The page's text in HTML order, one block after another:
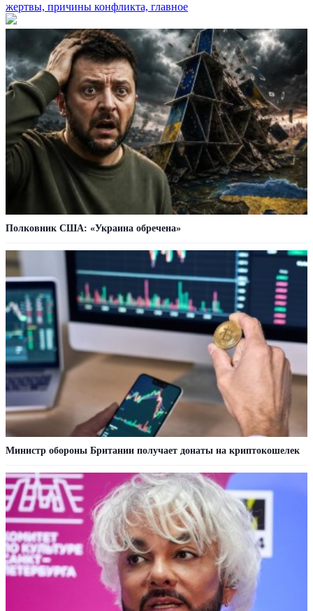
жертвы, причины конфликта, главное
Полковник США: «Украина обречена»
Министр обороны Британии получает донаты на криптокошелек